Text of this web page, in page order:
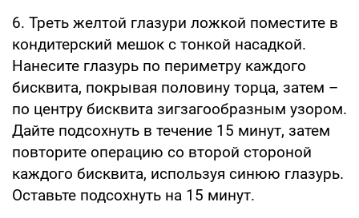
6. Треть желтой глазури ложкой поместите в
кондитерский мешок с тонкой насадкой.
Нанесите глазурь по периметру каждого
бисквита, покрывая половину торца, затем –
по центру бисквита зигзагообразным узором.
Дайте подсохнуть в течение 15 минут, затем
повторите операцию со второй стороной
каждого бисквита, используя синюю глазурь.
Оставьте подсохнуть на 15 минут.